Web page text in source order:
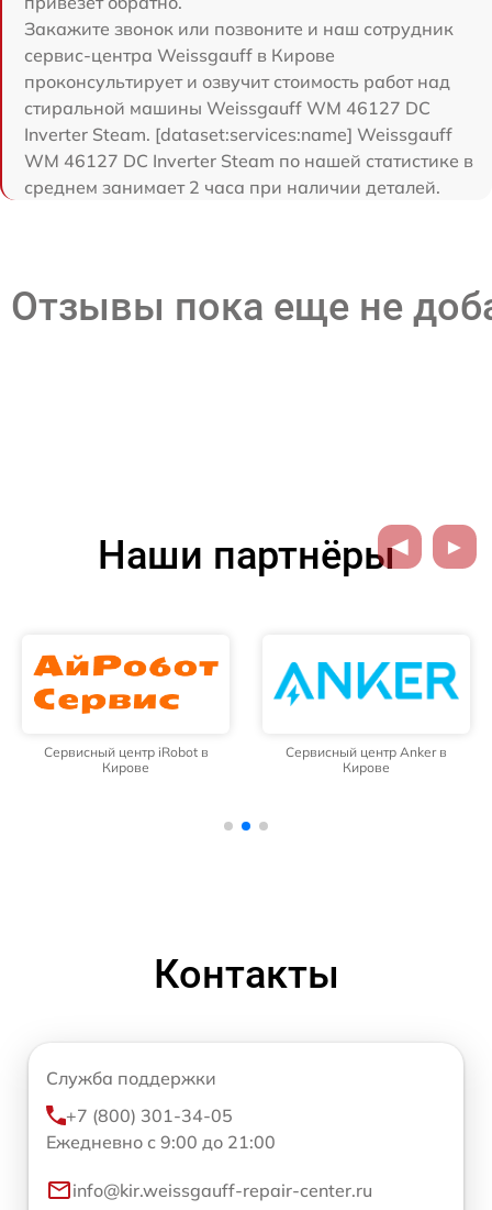
Закажите звонок или позвоните и наш сотрудник
сервис-центра Weissgauff в Кирове
проконсультирует и озвучит стоимость работ над
стиральной машины Weissgauff WM 46127 DC
Inverter Steam. [dataset:services:name] Weissgauff
WM 46127 DC Inverter Steam по нашей статистике в
среднем занимает 2 часа при наличии деталей.
Отзывы пока еще не
Наши партнёры
Сервисный центр iRobot в
Кирове
Сервисный центр Anker в
Кирове
Контакты
Служба поддержки
+7 (800) 301-34-05
Ежедневно с 9:00 до 21:00
info@kir.weissgauff-repair-center.ru